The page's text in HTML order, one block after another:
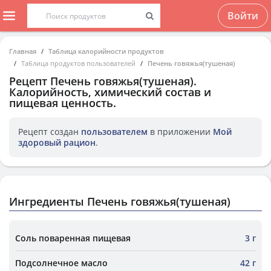
Войти
Главная
Таблица калорийности продуктов
Таблица продуктов пользователей
Печень говяжья(тушеная)
Рецепт Печень говяжья(тушеная).
Калорийность, химический состав и
пищевая ценность.
Рецепт создан пользователем в приложении Мой
здоровый рацион.
Ингредиенты Печень говяжья(тушеная)
Соль поваренная пищевая 3 г
Подсолнечное масло 42 г